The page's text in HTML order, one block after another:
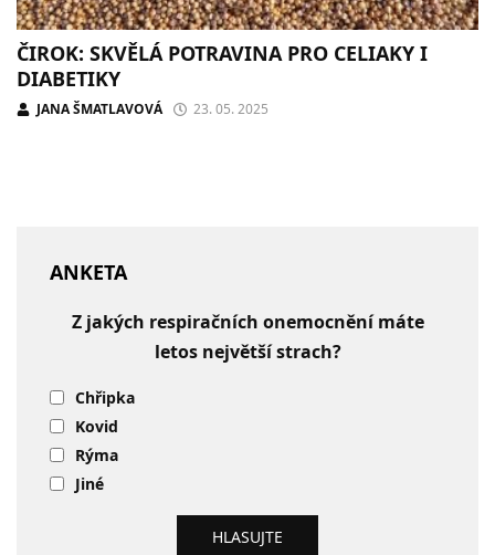
ČIROK: SKVĚLÁ POTRAVINA PRO CELIAKY I
DIABETIKY
JANA ŠMATLAVOVÁ 23. 05. 2025
ANKETA
Z jakých respiračních onemocnění máte
letos největší strach?
Chřipka
Kovid
Rýma
Jiné